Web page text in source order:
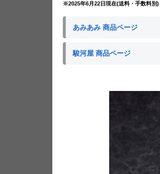
※2025年6月22日現在(送料・手数料別)
あみあみ 商品ページ
駿河屋 商品ページ